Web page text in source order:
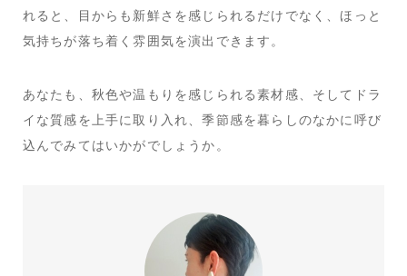
れると、目からも新鮮さを感じられるだけでなく、ほっと
気持ちが落ち着く雰囲気を演出できます。
あなたも、秋色や温もりを感じられる素材感、そしてドラ
イな質感を上手に取り入れ、季節感を暮らしのなかに呼び
込んでみてはいかがでしょうか。